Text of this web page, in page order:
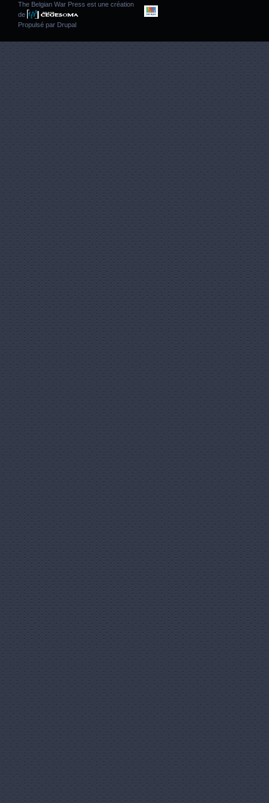
The Belgian War Press est une création
de
Propulsé par Drupal